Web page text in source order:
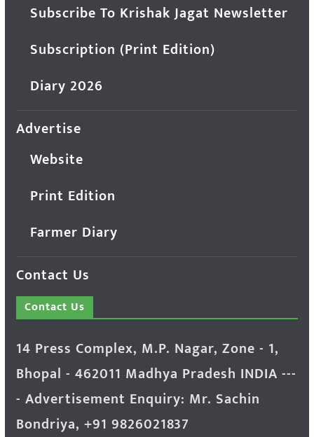
Subscribe To Krishak Jagat Newsletter
Subscription (Print Edition)
Diary 2026
Advertise
Website
Print Edition
Farmer Diary
Contact Us
Contact Us
14 Press Complex, M.P. Nagar, Zone - 1,
Bhopal - 462011 Madhya Pradesh INDIA ---
- Advertisement Enquiry: Mr. Sachin
Bondriya, +91 9826021837